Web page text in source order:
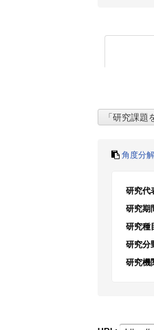
角度分
研究代
研究期
研究種
研究分
研究機